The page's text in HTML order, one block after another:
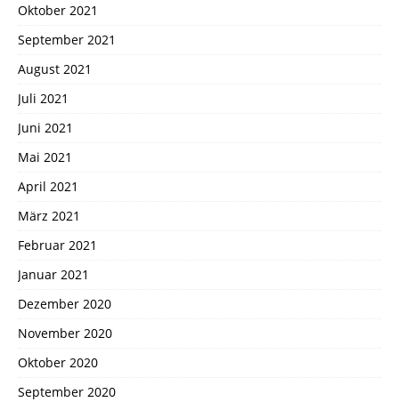
Oktober 2021
September 2021
August 2021
Juli 2021
Juni 2021
Mai 2021
April 2021
März 2021
Februar 2021
Januar 2021
Dezember 2020
November 2020
Oktober 2020
September 2020